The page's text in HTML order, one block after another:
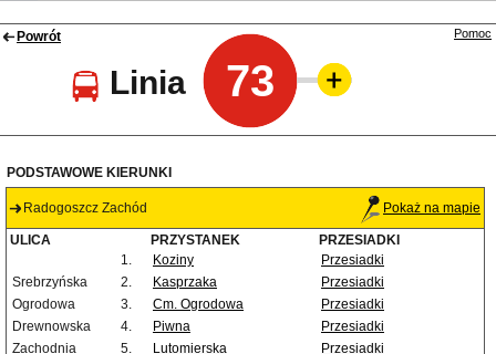
Powrót
Linia 73
Pomoc
PODSTAWOWE KIERUNKI
Radogoszcz Zachód Pokaż na mapie
ULICA PRZYSTANEK
PRZESIADKI
1.
Koziny
Przesiadki
Srebrzyńska
2. Kasprzaka
Przesiadki
Ogrodowa
3. Cm. Ogrodowa
Przesiadki
Drewnowska
4. Piwna
Przesiadki
Zachodnia
5. Lutomierska
Przesiadki